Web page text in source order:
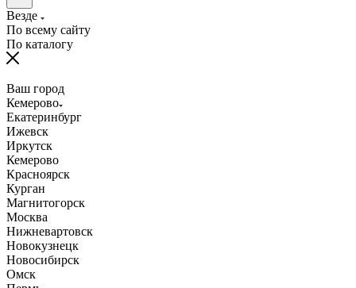
Везде
По всему сайту
По каталогу
Ваш город
Кемерово
Екатеринбург
Ижевск
Иркутск
Кемерово
Красноярск
Курган
Магнитогорск
Москва
Нижневартовск
Новокузнецк
Новосибирск
Омск